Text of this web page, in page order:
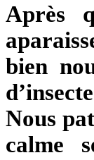
Après
bien
Nous
calme